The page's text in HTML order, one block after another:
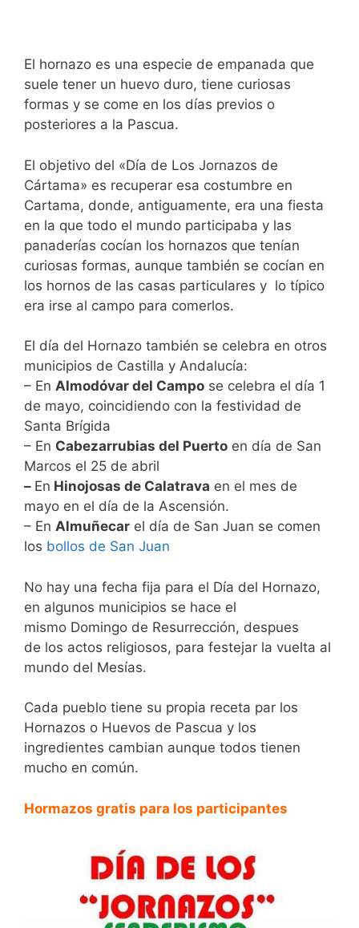
El hornazo es una especie de empanada que
suele tener un huevo duro, tiene curiosas
formas y se come en los días previos o
posteriores a la Pascua.
El objetivo del «Día de Los Jornazos de
Cártama» es recuperar esa costumbre en
Cartama, donde, antiguamente, era una fiesta
en la que todo el mundo participaba y las
panaderías cocían los hornazos que tenían
curiosas formas, aunque también se cocían en
los hornos de las casas particulares y lo típico
era irse al campo para comerlos.
El día del Hornazo también se celebra en otros
municipios de Castilla y Andalucía:
– En Almodóvar del Campo se celebra el día 1
de mayo, coincidiendo con la festividad de
Santa Brígida
– En Cabezarrubias del Puerto en día de San
Marcos el 25 de abril
– En Hinojosas de Calatrava en el mes de
mayo en el día de la Ascensión.
– En Almuñecar el día de San Juan se comen
los bollos de San Juan
No hay una fecha fija para el Día del Hornazo,
en algunos municipios se hace el
mismo Domingo de Resurrección, despues
de los actos religiosos, para festejar la vuelta al
mundo del Mesías.
Cada pueblo tiene su propia receta par los
Hornazos o Huevos de Pascua y los
ingredientes cambian aunque todos tienen
mucho en común.
Hormazos gratis para los participantes